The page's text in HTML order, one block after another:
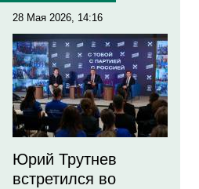
28 Мая 2026, 14:16
Юрий Трутнев
встретился во